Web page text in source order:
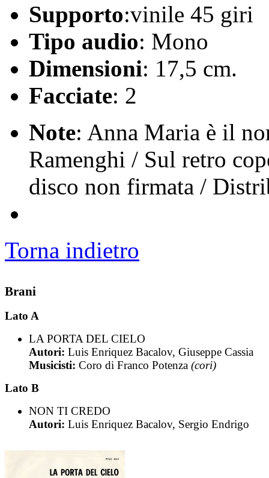
Supporto:vinile 45 giri
Tipo audio: Mono
Dimensioni: 17,5 cm.
Facciate: 2
Note: Anna Maria è il
Ramenghi / Sul retro
disco non firmata /
Torna indietro
Brani
Lato A
LA PORTA DEL CIELO
Autori: Luis Enriquez Bacalov, Giuseppe Cassia
Musicisti: Coro di Franco Potenza (cori)
Lato B
NON TI CREDO
Autori: Luis Enriquez Bacalov, Sergio Endrigo